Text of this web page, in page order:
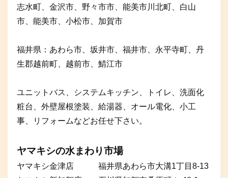
志水町、金沢市、野々市市、能美市川北町、白山
市、能美市、小松市、加賀市
福井県：あわら市、坂井市、福井市、永平寺町、丹
生郡越前町、越前市、鯖江市
ユニットバス、システムキッチン、トイレ、洗面化
粧台、外壁屋根塗装、給湯器、オール電化、小工
事、リフォームなどお任せ下さい。
ヤマキシの水まわり市場
ヤマキシ金津店 福井県あわら市大溝1丁目8-13